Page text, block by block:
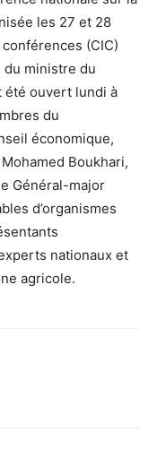
les 27 et 28
(CIC)
du ministre du
été ouvert lundi à
du
économique,
Boukhari,
Général-major
d’organismes
nationaux et
agricole.